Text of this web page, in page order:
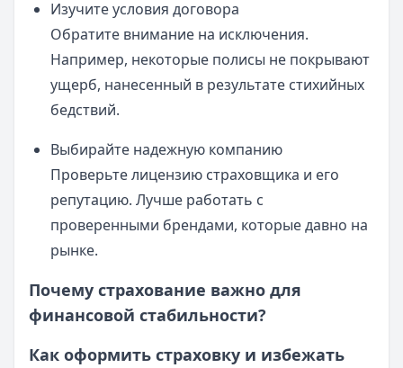
Изучите условия договора
Обратите внимание на исключения.
Например, некоторые полисы не покрывают
ущерб, нанесенный в результате стихийных
бедствий.
Выбирайте надежную компанию
Проверьте лицензию страховщика и его
репутацию. Лучше работать с
проверенными брендами, которые давно на
рынке.
Почему страхование важно для
финансовой стабильности?
Как оформить страховку и избежать